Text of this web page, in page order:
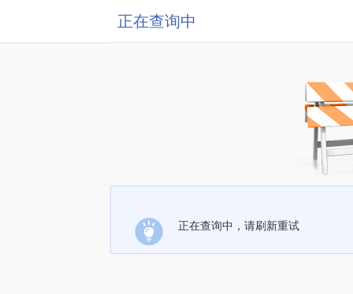
正在查询中
正在查询中，请刷新重试